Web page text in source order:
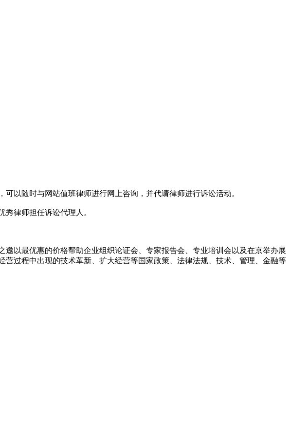
随时与网站值班律师进行网上咨询，并代请律师进行诉讼活动。
律师担任诉讼代理人。
以最优惠的价格帮助企业组织论证会、专家报告会、专业培训会以及在京举办展
过程中出现的技术革新、扩大经营等国家政策、法律法规、技术、管理、金融等